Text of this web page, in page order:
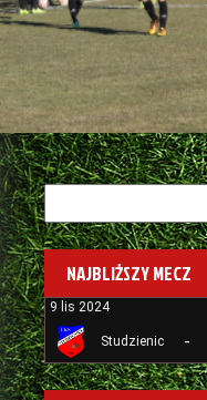
NAJBLIŻSZY MECZ
9 lis 2024
Studzienice -